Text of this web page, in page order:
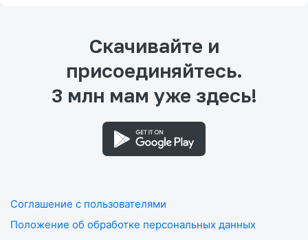
Скачивайте и
присоединяйтесь.
3 млн мам уже здесь!
Соглашение с пользователями
Положение об обработке персональных данных